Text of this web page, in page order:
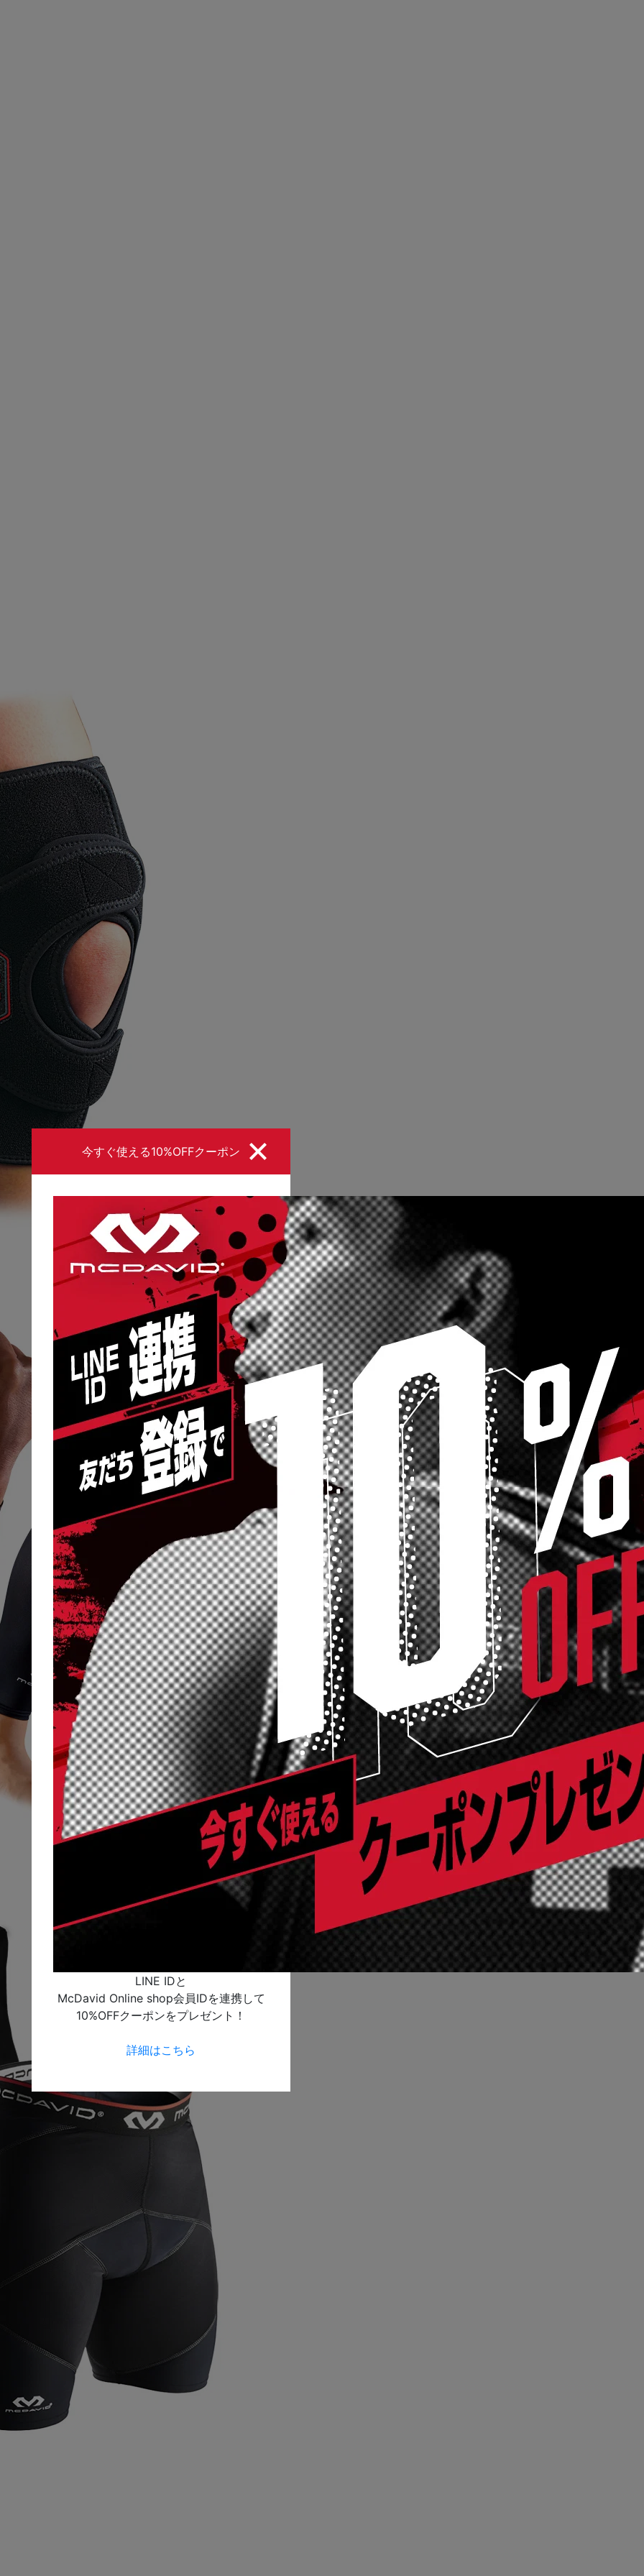
今すぐ使える10%OFFクーポン
LINE IDと
McDavid Online shop会員IDを連携して
10%OFFクーポンをプレゼント！
詳細はこちら